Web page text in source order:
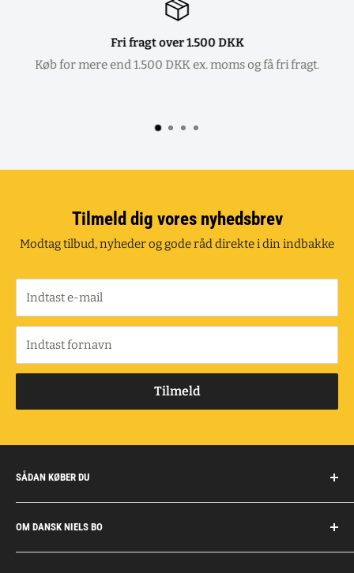
Fri fragt over 1.500 DKK
Køb for mere end 1.500 DKK ex. moms og få fri fragt.
Tilmeld dig vores nyhedsbrev
Modtag tilbud, nyheder og gode råd direkte i din indbakke
Indtast e-mail
Indtast fornavn
Tilmeld
SÅDAN KØBER DU
Handelsbetingelser
Fragt og retur
Privatkunder/erhverv
OM DANSK NIELS BO
Om Dansk Niels Bo